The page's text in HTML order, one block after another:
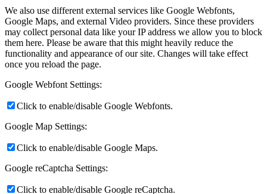
We also use different external services like Google Webfonts,
Google Maps, and external Video providers. Since these providers
may collect personal data like your IP address we allow you to block
them here. Please be aware that this might heavily reduce the
functionality and appearance of our site. Changes will take effect
once you reload the page.
Google Webfont Settings:
Click to enable/disable Google Webfonts.
Google Map Settings:
Click to enable/disable Google Maps.
Google reCaptcha Settings:
Click to enable/disable Google reCaptcha.